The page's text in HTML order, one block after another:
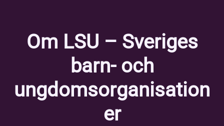
Om LSU – Sveriges
barn- och
ungdomsorganisation
er